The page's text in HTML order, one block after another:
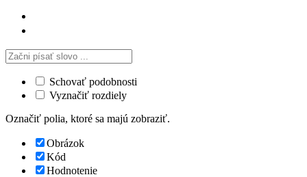
Schovať podobnosti
Vyznačiť rozdiely
Označiť polia, ktoré sa majú zobraziť.
Obrázok
Kód
Hodnotenie